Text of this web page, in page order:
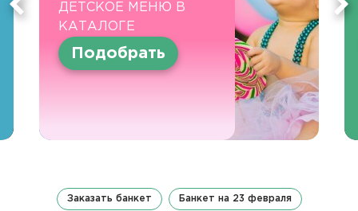
ДЕТСКОЕ МЕНЮ В
КАТАЛОГЕ
Подобрать
Заказать банкет Банкет на 23 февраля